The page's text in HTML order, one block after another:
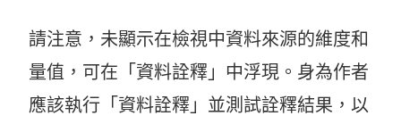
請注意，未顯示在檢視中資料來源的維度和
量值，可在「資料詮釋」中浮現。身為作者
應該執行「資料詮釋」並測試詮釋結果，以